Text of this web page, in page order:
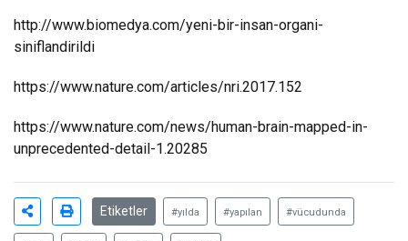
http://www.biomedya.com/yeni-bir-insan-organi-
siniflandirildi
https://www.nature.com/articles/nri.2017.152
https://www.nature.com/news/human-brain-mapped-in-
unprecedented-detail-1.20285
Etiketler #yılda #yapılan #vücudunda